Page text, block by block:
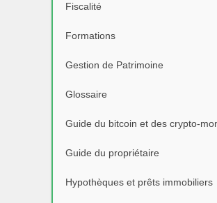
Fiscalité
Formations
Gestion de Patrimoine
Glossaire
Guide du bitcoin et des crypto-
Guide du propriétaire
Hypothèques et prêts immobiliers